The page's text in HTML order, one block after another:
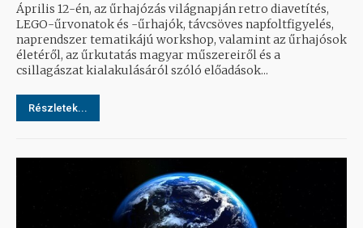
Április 12-én, az űrhajózás világnapján retro diavetítés,
LEGO-űrvonatok és -űrhajók, távcsöves napfoltfigyelés,
naprendszer tematikájú workshop, valamint az űrhajósok
életéről, az űrkutatás magyar műszereiről és a
csillagászat kialakulásáról szóló előadások...
Részletek...